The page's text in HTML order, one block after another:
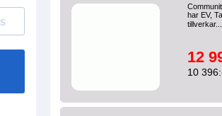
har EV,
12
10